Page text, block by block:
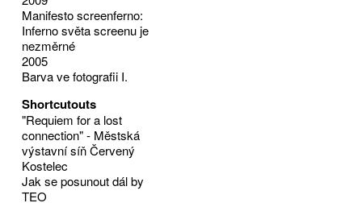
Manifesto screenferno:
Inferno světa screenu je
nezměrné
2005
Barva ve fotografii I.
Shortcutouts
"Requiem for a lost
connection" - Městská
výstavní síň Červený
Kostelec
Jak se posunout dál by
TEO